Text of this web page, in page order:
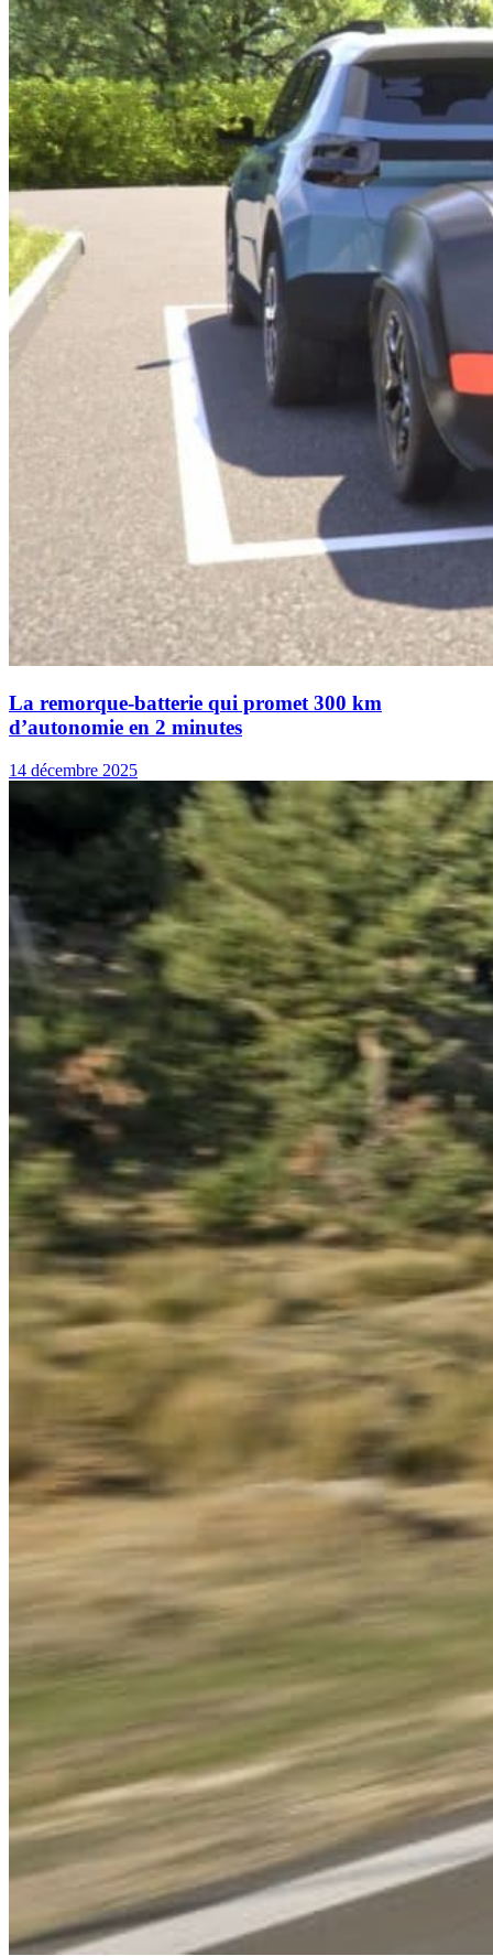
La remorque-batterie qui promet 300 km
d’autonomie en 2 minutes
14 décembre 2025